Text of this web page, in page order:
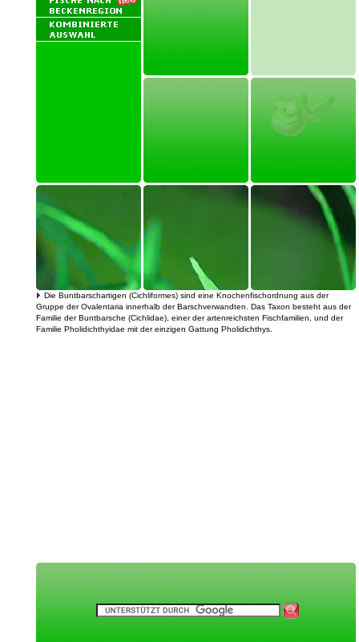
Die Buntbarschartigen (Cichliformes) sind eine Knochenfischordnung aus der
Gruppe der Ovalentaria innerhalb der Barschverwandten. Das Taxon besteht aus der
Familie der Buntbarsche (Cichlidae), einer der artenreichsten Fischfamilien, und der
Familie Pholidichthyidae mit der einzigen Gattung Pholidichthys.